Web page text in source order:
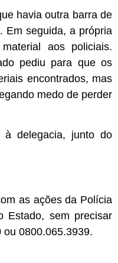
havia outra barra de
Em seguida, a própria
aos policiais.
pediu para que os
encontrados, mas
medo de perder
à delegacia, junto do
as ações da Polícia
Estado, sem precisar
0800.065.3939.